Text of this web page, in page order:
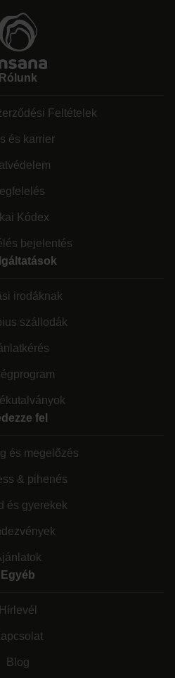
Rólunk
Feltételek
és karrier
Kódex
bejelentés
irodáknak
szállodák
fel
és megelőzés
& pihenés
és gyerekek
Egyéb
Hírlevél
Blog